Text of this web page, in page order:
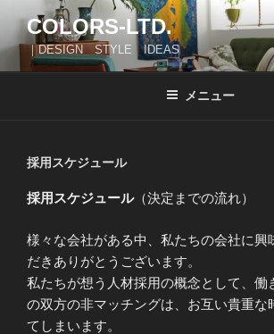
テ
ン
COLORS-LTD.
｜DESIGN STYLE IDEAS
メニュー
採用スケジュール
採用スケジュール（決定までの流れ）
様々な会社がある中、私たちの会社に興
だきありがとうございます。
私たちが想う人材採用の概念として、働
の双方の非マッチングは、お互い貴重な
てしまいます。